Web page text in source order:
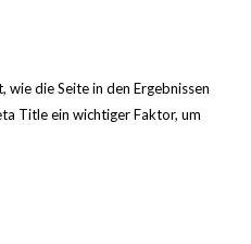
die Seite in den Ergebnissen
Title ein wichtiger Faktor, um